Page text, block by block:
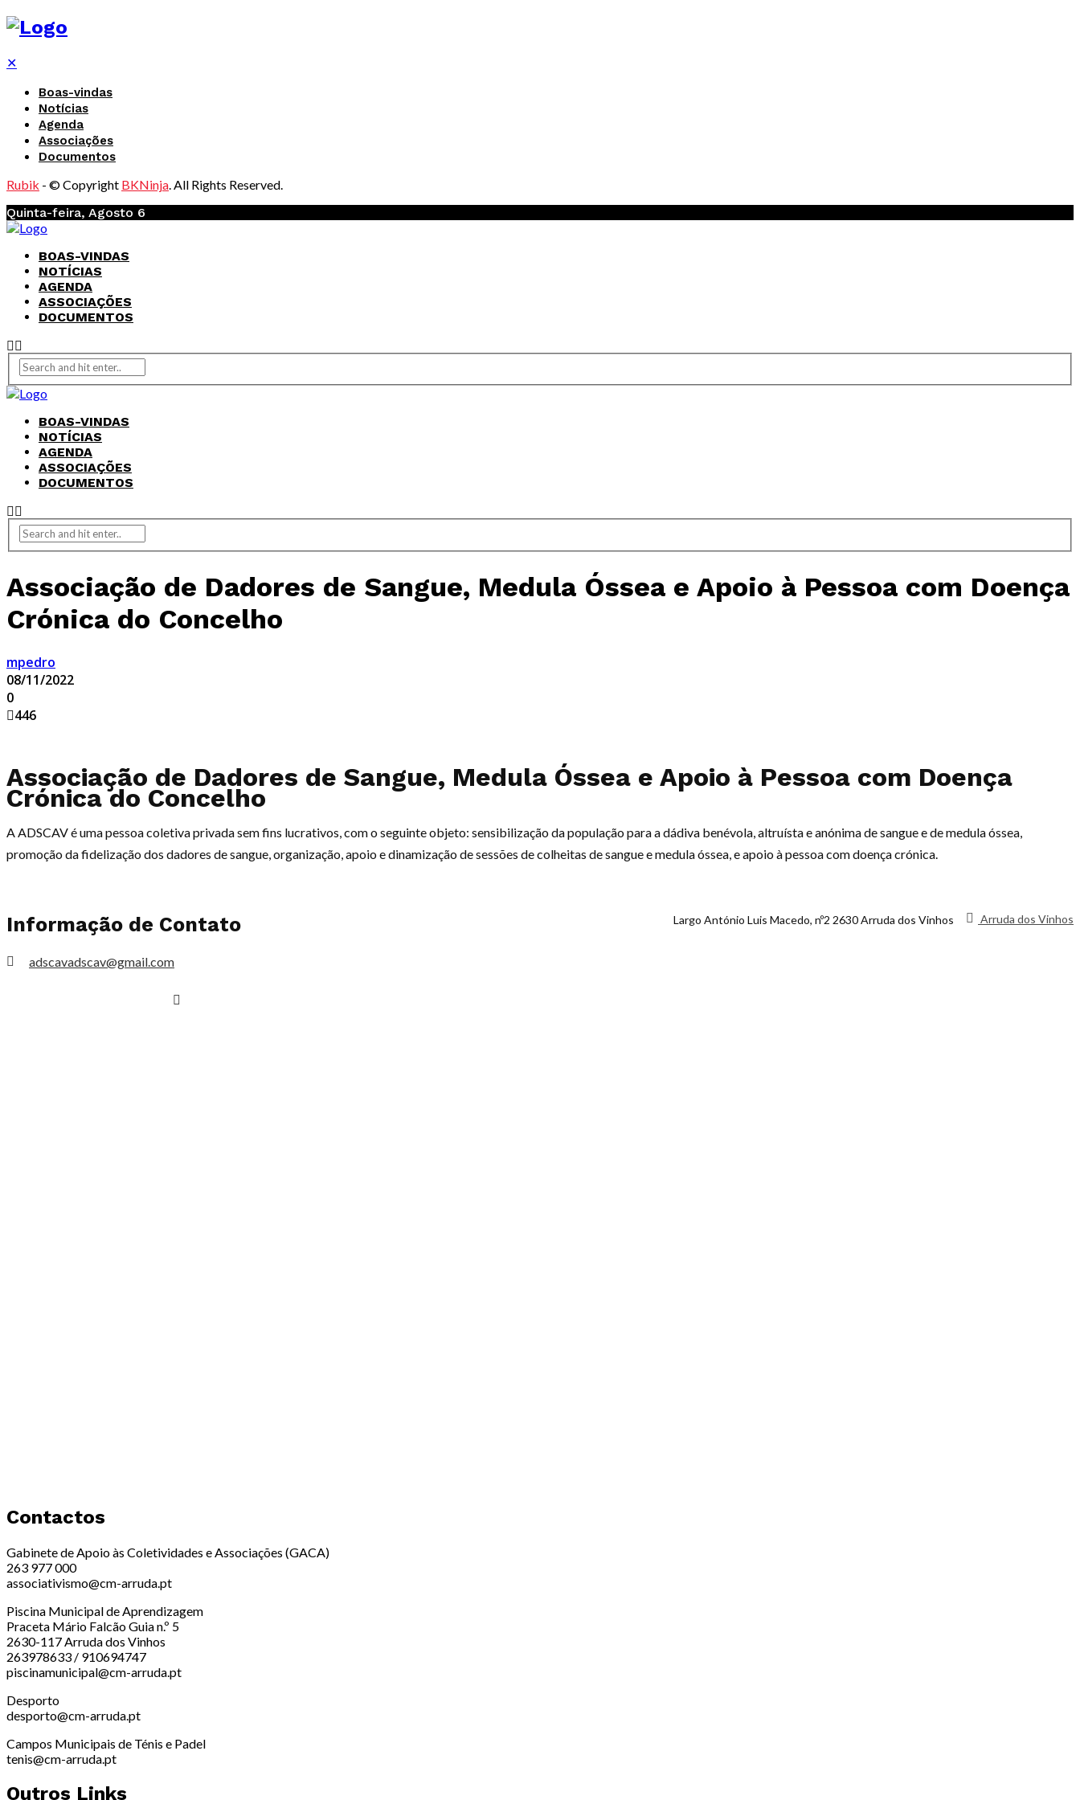
✕
Boas-vindas
Notícias
Agenda
Associações
Documentos
Rubik - © Copyright BKNinja. All Rights Reserved.
Quinta-feira, Agosto 6
BOAS-VINDAS
NOTÍCIAS
AGENDA
ASSOCIAÇÕES
DOCUMENTOS
BOAS-VINDAS
NOTÍCIAS
AGENDA
ASSOCIAÇÕES
DOCUMENTOS
Associação de Dadores de Sangue, Medula Óssea e Apoio à Pessoa com Doença
Crónica do Concelho
mpedro
08/11/2022
0
446
Associação de Dadores de Sangue, Medula Óssea e Apoio à Pessoa com Doença
Crónica do Concelho
A ADSCAV é uma pessoa coletiva privada sem fins lucrativos, com o seguinte objeto: sensibilização da população para a dádiva benévola, altruísta e anónima de sangue e de medula óssea,
promoção da fidelização dos dadores de sangue, organização, apoio e dinamização de sessões de colheitas de sangue e medula óssea, e apoio à pessoa com doença crónica.
Informação de Contato
adscavadscav@gmail.com
Arruda dos Vinhos
Largo António Luis Macedo, nº2 2630 Arruda dos Vinhos
Contactos
Gabinete de Apoio às Coletividades e Associações (GACA)
263 977 000
associativismo@cm-arruda.pt
Piscina Municipal de Aprendizagem
Praceta Mário Falcão Guia n.º 5
2630-117 Arruda dos Vinhos
263978633 / 910694747
piscinamunicipal@cm-arruda.pt
Desporto
desporto@cm-arruda.pt
Campos Municipais de Ténis e Padel
tenis@cm-arruda.pt
Outros Links